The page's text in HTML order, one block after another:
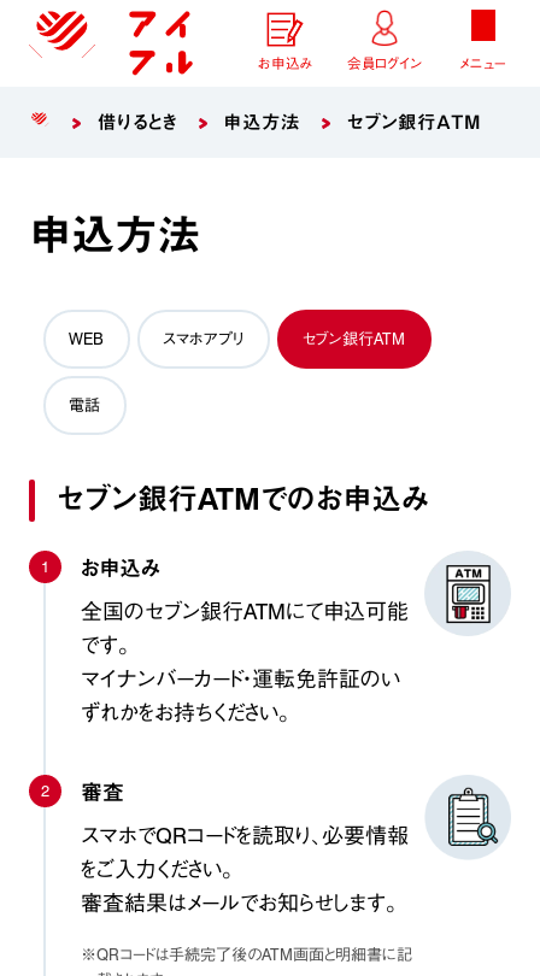
お申込み 会員ログイン メニュー
借りるとき 申込方法 セブン銀行ATM
申込方法
WEB スマホアプリ セブン銀行ATM
電話
セブン銀行ATMでのお申込み
1 お申込み
全国のセブン銀行ATMにて申込可能
です。
マイナンバーカード・運転免許証のい
ずれかをお持ちください。
2 審査
スマホでQRコードを読取り、必要情報
をご入力ください。
審査結果はメールでお知らせします。
※QRコードは手続完了後のATM画面と明細書に記